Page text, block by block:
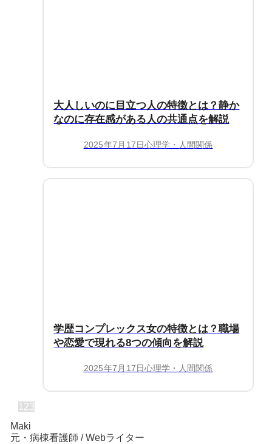
大人しいのに目立つ人の特徴とは？静か
なのに存在感がある人の共通点を解説
2025年7月17日心理学・人間関係
学歴コンプレックス女の特徴とは？職場
や恋愛で現れる8つの傾向を解説
2025年7月17日心理学・人間関係
1 23
Maki
元・病棟看護師 / Webライター